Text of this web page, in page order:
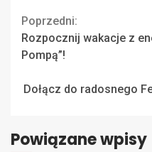
Continue
Reading
Poprzedni:
Rozpocznij wakacje z
Pompą”!
Dołącz do radosnego
Powiązane wpisy